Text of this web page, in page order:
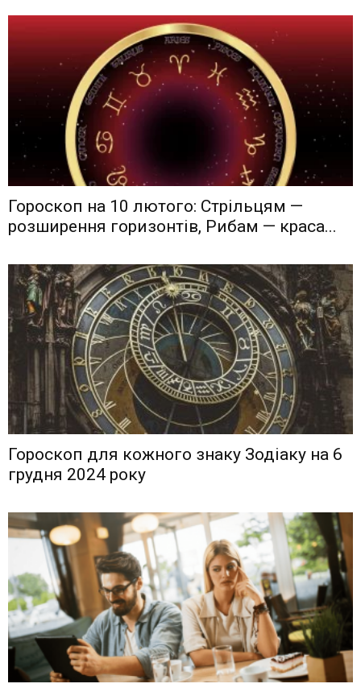
Гороскоп на 10 лютого: Стрільцям —
розширення горизонтів, Рибам — краса...
Гороскоп для кожного знаку Зодіаку на 6
грудня 2024 року